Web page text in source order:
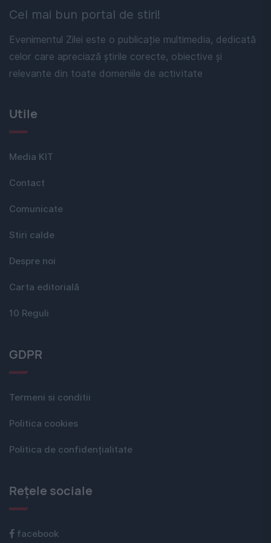
Cel mai bun portal de stiri!
Evenimentul Zilei este o publicație multimedia, dedicată
celor care apreciază știrile corecte, obiective și
relevante din toate domeniile de activitate
Utile
Media KIT
Contact
Comunicate
Stiri calde
Despre noi
Carta editorială
10 Reguli
GDPR
Termeni si conditii
Politica cookies
Politica de confidențialitate
Rețele sociale
facebook